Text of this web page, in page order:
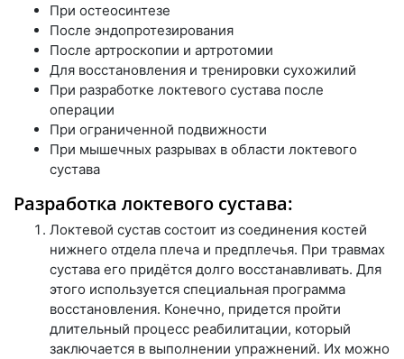
При остеосинтезе
После эндопротезирования
После артроскопии и артротомии
Для восстановления и тренировки сухожилий
При разработке локтевого сустава после
операции
При ограниченной подвижности
При мышечных разрывах в области локтевого
сустава
Разработка локтевого сустава:
Локтевой сустав состоит из соединения костей
нижнего отдела плеча и предплечья. При травмах
сустава его придётся долго восстанавливать. Для
этого используется специальная программа
восстановления. Конечно, придется пройти
длительный процесс реабилитации, который
заключается в выполнении упражнений. Их можно